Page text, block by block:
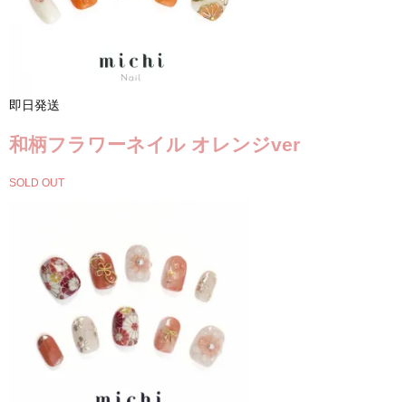
即日発送
和柄フラワーネイル オレンジver
SOLD OUT